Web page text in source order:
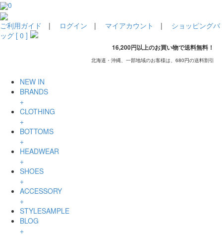
0
ご利用ガイド | ログイン | マイアカウント | ショッピングバ
ッグ [ 0 ]
16,200円以上のお買い物で送料無料！
北海道・沖縄、一部地域のお客様は、680円の送料割引
NEW IN
BRANDS
+
CLOTHING
+
BOTTOMS
+
HEADWEAR
+
SHOES
+
ACCESSORY
+
STYLESAMPLE
BLOG
+